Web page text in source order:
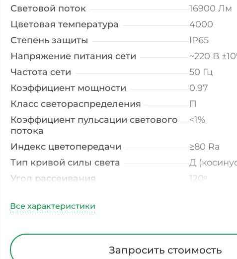
Световой поток
16900 Лм
Цветовая температура
4000
Степень защиты
IP65
Напряжение питания сети
~220 В
Частота сети
50 Гц
Коэффициент мощности
0.97
Класс светораспределения
П
Коэффициент пульсации светового
потока
<1%
Индекс цветопередачи
≥80 Ra
Тип кривой силы света
Д
Угол рассеивания
120ᵒ
Диапазон рабочих температур
Материал корпуса
Запросить стоимость